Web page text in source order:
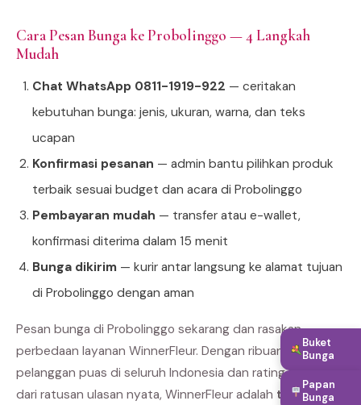
Cara Pesan Bunga ke Probolinggo — 4 Langkah
Mudah
Chat WhatsApp 0811-1919-922 — ceritakan
kebutuhan bunga: jenis, ukuran, warna, dan teks
ucapan
Konfirmasi pesanan — admin bantu pilihkan produk
terbaik sesuai budget dan acara di Probolinggo
Pembayaran mudah — transfer atau e-wallet,
konfirmasi diterima dalam 15 menit
Bunga dikirim — kurir antar langsung ke alamat tujuan
di Probolinggo dengan aman
Pesan bunga di Probolinggo sekarang dan rasakan
perbedaan layanan WinnerFleur. Dengan ribuan
pelanggan puas di seluruh Indonesia dan rating bintang 5
dari ratusan ulasan nyata, WinnerFleur adalah toko
Buket
Bunga
Papan
Bunga